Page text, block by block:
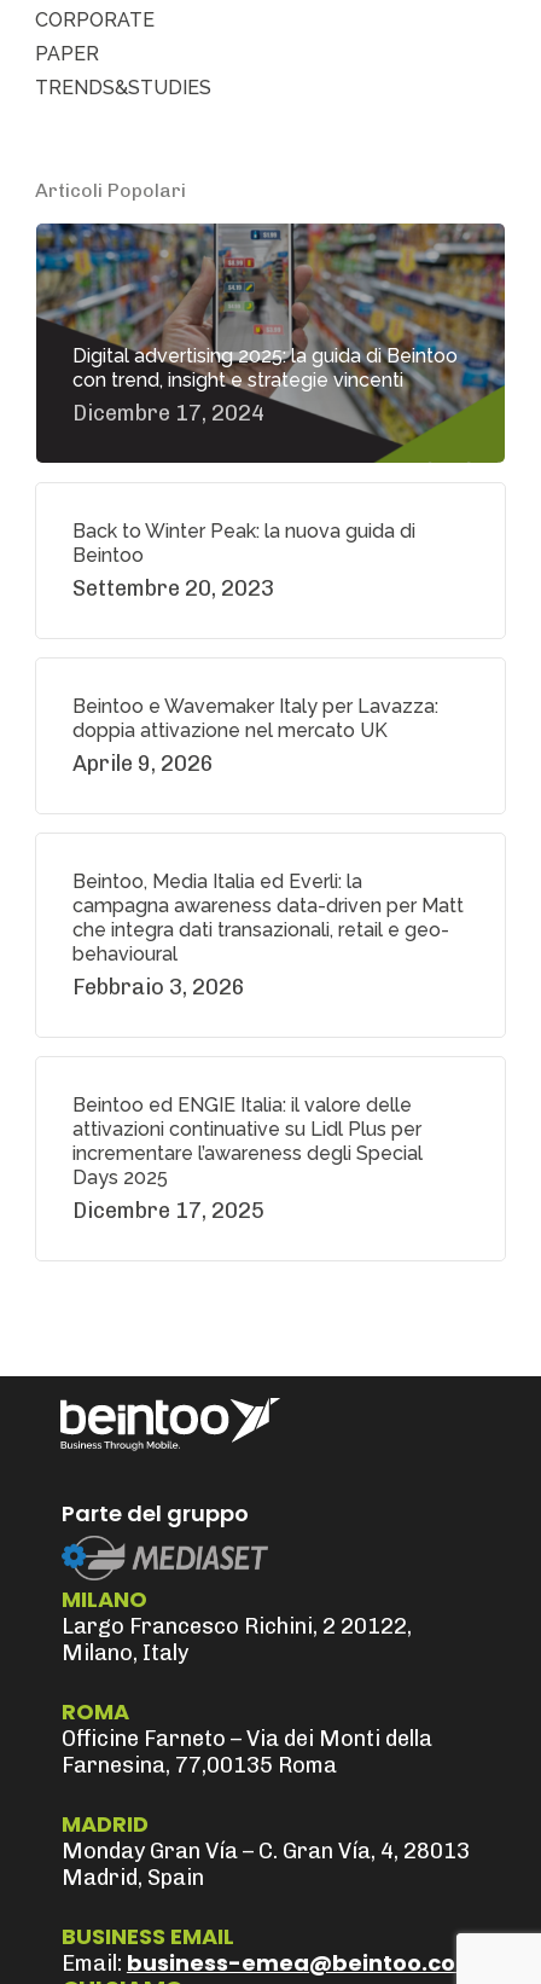
CORPORATE
PAPER
TRENDS&STUDIES
Articoli Popolari
Digital advertising 2025: la guida di Beintoo
con trend, insight e strategie vincenti
Dicembre 17, 2024
Back to Winter Peak: la nuova guida di
Beintoo
Settembre 20, 2023
Beintoo e Wavemaker Italy per Lavazza:
doppia attivazione nel mercato UK
Aprile 9, 2026
Beintoo, Media Italia ed Everli: la
campagna awareness data-driven per Matt
che integra dati transazionali, retail e geo-
behavioural
Febbraio 3, 2026
Beintoo ed ENGIE Italia: il valore delle
attivazioni continuative su Lidl Plus per
incrementare l’awareness degli Special
Days 2025
Dicembre 17, 2025
Parte del gruppo
MILANO
Largo Francesco Richini, 2 20122,
Milano, Italy
ROMA
Officine Farneto – Via dei Monti della
Farnesina, 77,00135 Roma
MADRID
Monday Gran Vía – C. Gran Vía, 4, 28013
Madrid, Spain
BUSINESS EMAIL
Email: business-emea@beintoo.com